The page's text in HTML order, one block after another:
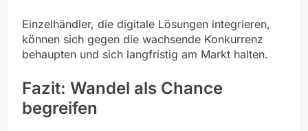
Einzelhändler, die digitale Lösungen integrieren,
können sich gegen die wachsende Konkurrenz
behaupten und sich langfristig am Markt halten.
Fazit: Wandel als Chance
begreifen